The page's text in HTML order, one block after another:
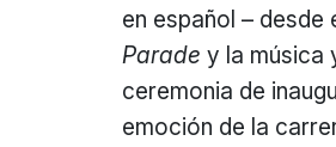
en español – desde
Parade y la música
ceremonia de
emoción de la